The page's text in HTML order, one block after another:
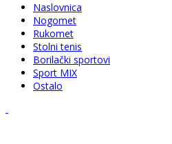
Naslovnica
Nogomet
Rukomet
Stolni tenis
Borilački sportovi
Sport MIX
Ostalo